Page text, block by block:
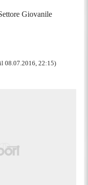
Giovanile
08.07.2016, 22:15)